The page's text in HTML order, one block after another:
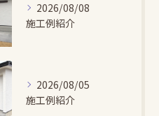
2026/08/08
施工例紹介
2026/08/05
施工例紹介